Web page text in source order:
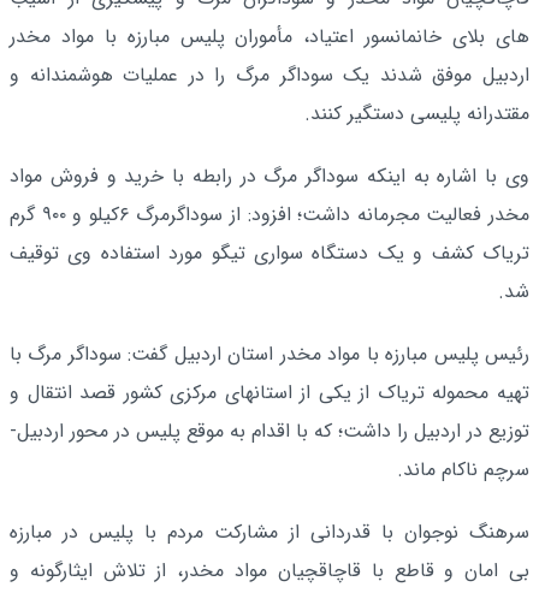
های بلای خانمانسور اعتیاد، مأموران پلیس مبارزه با مواد مخدر
اردبیل موفق شدند یک سوداگر مرگ را در عملیات هوشمندانه و
مقتدرانه پلیسی دستگیر کنند.
وی با اشاره به اینکه سوداگر مرگ در رابطه با خرید و فروش مواد
مخدر فعالیت مجرمانه داشت؛ افزود: از سوداگرمرگ ۶کیلو و ۹۰۰ گرم
تریاک کشف و یک دستگاه سواری تیگو مورد استفاده وی توقیف
شد.
رئیس پلیس مبارزه با مواد مخدر استان اردبیل گفت: سوداگر مرگ با
تهیه محموله تریاک از یکی از استانهای مرکزی کشور قصد انتقال و
توزیع در اردبیل را داشت؛ که با اقدام به موقع پلیس در محور اردبیل-
سرچم ناکام ماند.
سرهنگ نوجوان با قدردانی از مشارکت مردم با پلیس در مبارزه
بی امان و قاطع با قاچاقچیان مواد مخدر، از تلاش ایثارگونه و